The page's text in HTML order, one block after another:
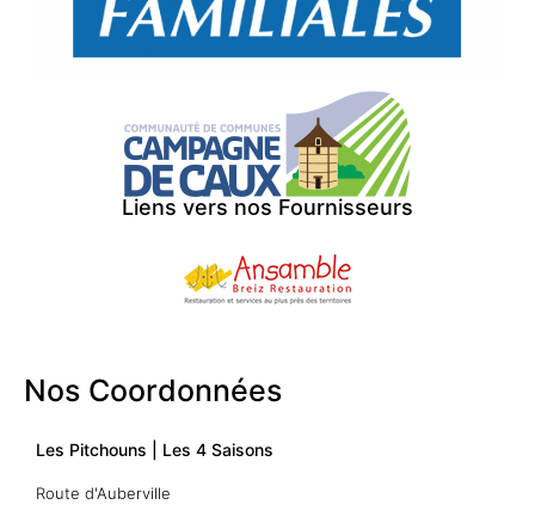
Liens vers nos Fournisseurs
Nos Coordonnées
Les Pitchouns | Les 4 Saisons
Route d'Auberville